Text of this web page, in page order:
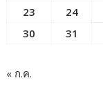
23
24
30
31
« ก.ค.